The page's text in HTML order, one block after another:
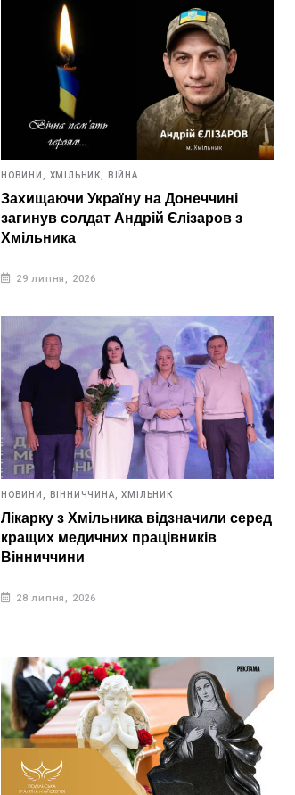
ВІННИЧЧИНА, ХМІЛЬНИК
у Хмільнику очікується
37 градусів
серпня, 2026
НОВИНИ, ХМІЛЬНИК, ВІЙНА
Захищаючи Україну на Донеччині
загинув солдат Андрій Єлізаров з
Хмільника
29 липня, 2026
НОВИНИ, ВІННИЧЧИНА, ХМІЛЬНИК
Лікарку з Хмільника відзначили серед
кращих медичних працівників
Вінниччини
28 липня, 2026